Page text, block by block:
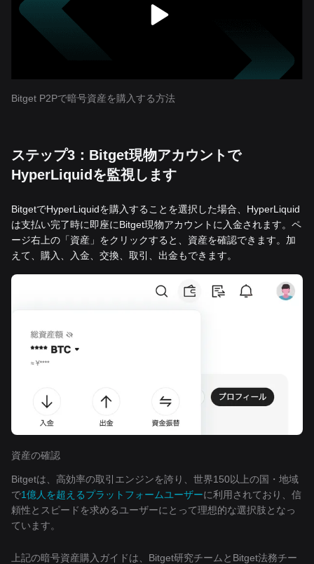
Bitget P2Pで暗号資産を購入する方法
ステップ3：Bitget現物アカウントで
HyperLiquidを監視します
BitgetでHyperLiquidを購入することを選択した場合、HyperLiquid
は支払い完了時に即座にBitget現物アカウントに入金されます。ペ
ージ右上の「資産」をクリックすると、資産を確認できます。加
えて、購入、入金、交換、取引、出金もできます。
資産の確認
Bitgetは、高効率の取引エンジンを誇り、世界150以上の国・地域
で1億人を超えるプラットフォームユーザーに利用されており、信
頼性とスピードを求めるユーザーにとって理想的な選択肢となっ
ています。
上記の暗号資産購入ガイドは、Bitget研究チームとBitget法務チー